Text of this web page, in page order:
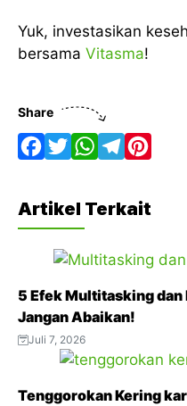
Yuk, investasikan
bersama Vitasma!
Share
a
c
o
o
w
i
e
r
h
a
t
A
p
p
e
r
m
t
r
s
Artikel Terkait
5 Efek Multitasking dan
Jangan Abaikan!
Juli 7, 2026
Tenggorokan Kering